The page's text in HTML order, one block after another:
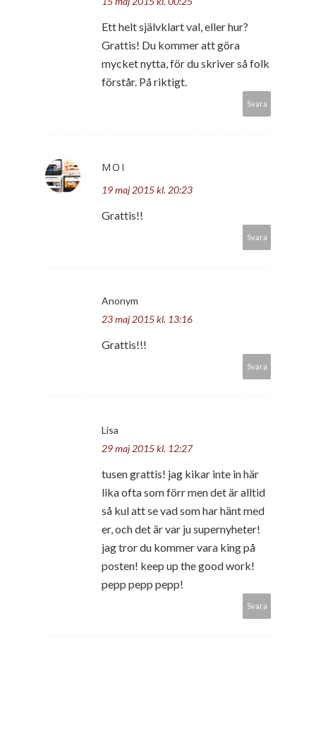
Ett helt självklart val, eller hur?
Grattis! Du kommer att göra
mycket nytta, för du skriver så folk
förstår. På riktigt.
Svara
MOI
19 maj 2015 kl. 20:23
Grattis!!
Svara
Anonym
23 maj 2015 kl. 13:16
Grattis!!!
Svara
Lisa
29 maj 2015 kl. 12:27
tusen grattis! jag kikar inte in här
lika ofta som förr men det är alltid
så kul att se vad som har hänt med
er, och det är var ju supernyheter!
jag tror du kommer vara king på
posten! keep up the good work!
pepp pepp pepp!
Svara